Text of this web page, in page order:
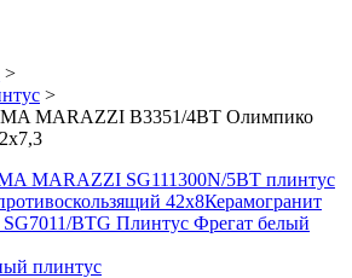
>
>
MARAZZI B3351/4BT Олимпико
MARAZZI SG111300N/5BT плинтус
42х8Керамогранит
BTG Плинтус Фрегат белый
плинтус